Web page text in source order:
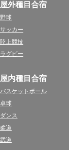
屋外種目合宿
野球
サッカー
陸上競技
ラグビー
屋内種目合宿
バスケットボール
卓球
ダンス
柔道
武道